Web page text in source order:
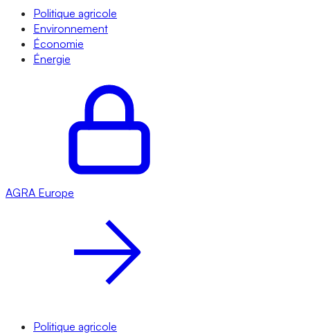
Politique agricole
Environnement
Économie
Énergie
AGRA Europe
Politique agricole